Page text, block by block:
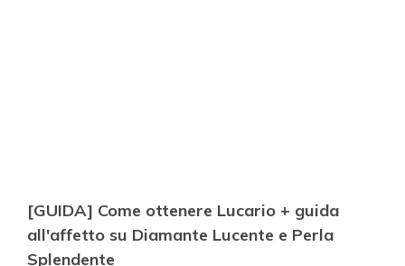
[GUIDA] Come ottenere Lucario + guida
all'affetto su Diamante Lucente e Perla
Splendente